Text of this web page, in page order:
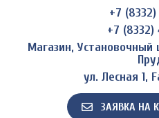
+7 (8332)
+7 (8332)
Магазин, Установочный
ул. Лесная 1,
ЗАЯВКА НА